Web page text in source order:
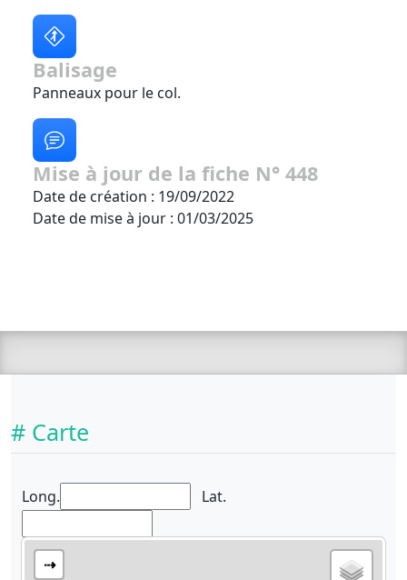
Balisage
Panneaux pour le col.
Mise à jour de la fiche N° 448
Date de création : 19/09/2022
Date de mise à jour : 01/03/2025
# Carte
Long. Lat.
⇢